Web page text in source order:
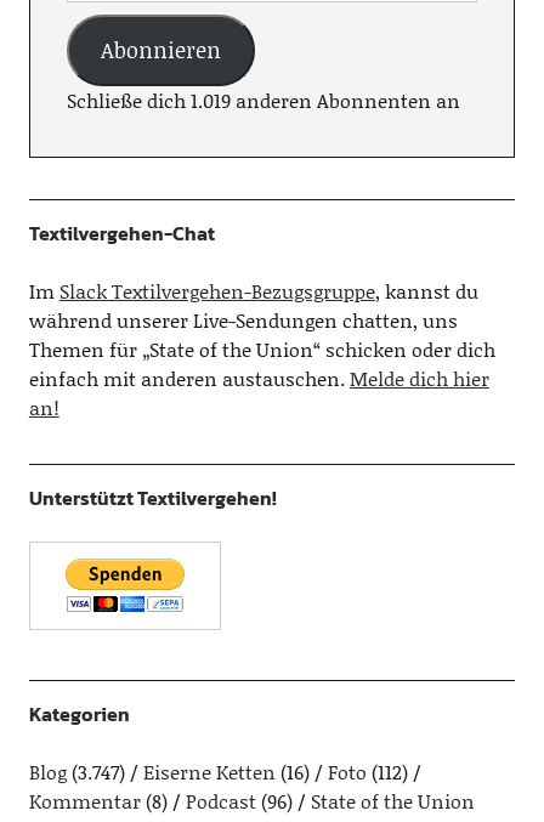
Abonnieren
Schließe dich 1.019 anderen Abonnenten an
Textilvergehen-Chat
Im Slack Textilvergehen-Bezugsgruppe, kannst du
während unserer Live-Sendungen chatten, uns
Themen für „State of the Union“ schicken oder dich
einfach mit anderen austauschen.Melde dich hier
an!
Unterstützt Textilvergehen!
Kategorien
Blog(3.747) Eiserne Ketten (16) Foto (112)
Kommentar(8) Podcast(96)
State of the Union